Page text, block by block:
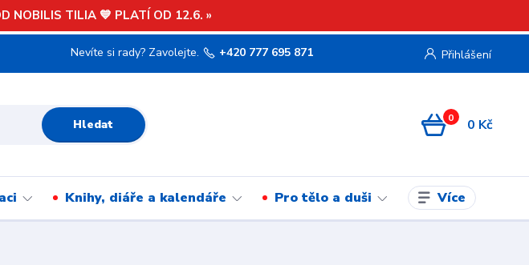
NOBILIS TILIA 💙 PLATÍ OD 12.6. »
Přihlášení
Hledat
Nevíte si rady? Zavolejte. +420 777 695 871
0 0 Kč
Knihy, diáře a kalendáře Pro tělo a duši Více